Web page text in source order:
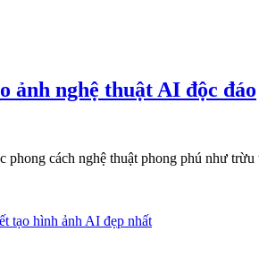
ảnh nghệ thuật AI độc đáo
phong cách nghệ thuật phong phú như